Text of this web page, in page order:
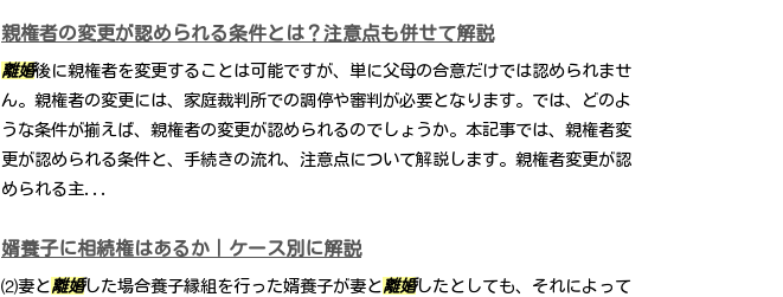
親権者の変更が認められる条件とは？注意点も併せて解説
離婚後に親権者を変更することは可能ですが、単に父母の合意だけでは認められませ
ん。親権者の変更には、家庭裁判所での調停や審判が必要となります。では、どのよ
うな条件が揃えば、親権者の変更が認められるのでしょうか。本記事では、親権者変
更が認められる条件と、手続きの流れ、注意点について解説します。親権者変更が認
められる主...
婿養子に相続権はあるか｜ケース別に解説
⑵妻と離婚した場合養子縁組を行った婿養子が妻と離婚したとしても、それによって